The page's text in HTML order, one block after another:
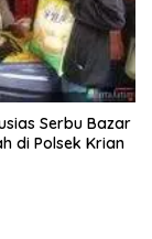
Serbu Bazar
di Polsek Krian